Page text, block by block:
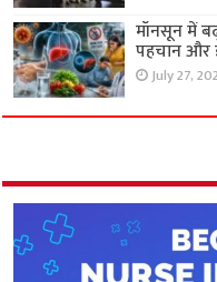
मॉनसून में
पहचान और
July 27,